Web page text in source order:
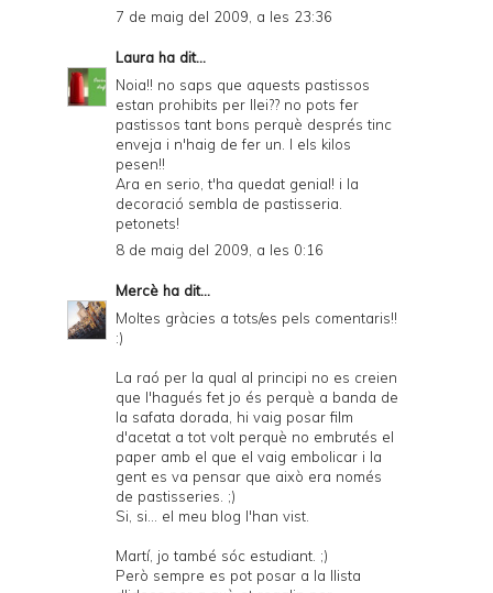
7 de maig del 2009, a les 23:36
Laura ha dit...
Noia!! no saps que aquests pastissos
estan prohibits per llei?? no pots fer
pastissos tant bons perquè després tinc
enveja i n'haig de fer un. I els kilos
pesen!!
Ara en serio, t'ha quedat genial! i la
decoració sembla de pastisseria.
petonets!
8 de maig del 2009, a les 0:16
Mercè ha dit...
Moltes gràcies a tots/es pels comentaris!!
:)
La raó per la qual al principi no es creien
que l'hagués fet jo és perquè a banda de
la safata dorada, hi vaig posar film
d'acetat a tot volt perquè no embrutés el
paper amb el que el vaig embolicar i la
gent es va pensar que això era només
de pastisseries. ;)
Si, si... el meu blog l'han vist.
Martí, jo també sóc estudiant. ;)
Però sempre es pot posar a la llista